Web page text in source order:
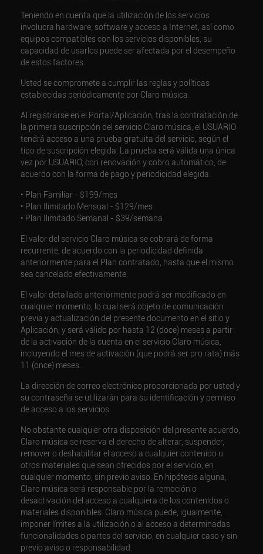
Teniendo en cuenta que la utilización de los servicios
involucra hardware, software y acceso a Internet, así como
equipos compatibles con los servicios disponibles, su
capacidad de usarlos puede ser afectada por el desempeño
de estos factores.
Usted se compromete a cumplir las reglas y políticas
establecidas periódicamente por Claro música.
Al registrarse en el Portal/Aplicación, tras la contratación de
la primera suscripción del servicio Claro música, el USUARIO
tendrá acceso a una prueba gratuita del servicio, según el
tipo de suscripción elegida. La prueba será válida una única
vez por USUARIO, con renovación y cobro automático, de
acuerdo con la forma de pago y periodicidad elegida.
• Plan Familiar - $199/mes
• Plan Ilimitado Mensual - $129/mes
• Plan Ilimitado Semanal - $39/semana
El valor del servicio Claro música se cobrará de forma
recurrente, de acuerdo con la periodicidad definida
anteriormente para el Plan contratado, hasta que el mismo
sea cancelado efectivamente.
El valor detallado anteriormente podrá ser modificado en
cualquier momento, lo cual será objeto de comunicación
previa y actualización del presente documento en el sitio y
Aplicación, y será válido por hasta 12 (doce) meses a partir
de la activación de la cuenta en el servicio Claro música,
incluyendo el mes de activación (que podrá ser pro rata) más
11 (once) meses.
La dirección de correo electrónico proporcionada por usted y
su contraseña se utilizarán para su identificación y permiso
de acceso a los servicios.
No obstante cualquier otra disposición del presente acuerdo,
Claro música se reserva el derecho de alterar, suspender,
remover o deshabilitar el acceso a cualquier contenido u
otros materiales que sean ofrecidos por el servicio, en
cualquier momento, sin previo aviso. En hipótesis alguna,
Claro música será responsable por la remoción o
desactivación del acceso a cualquiera de los contenidos o
materiales disponibles. Claro música puede, igualmente,
imponer límites a la utilización o al acceso a determinadas
funcionalidades o partes del servicio, en cualquier caso y sin
previo aviso o responsabilidad.